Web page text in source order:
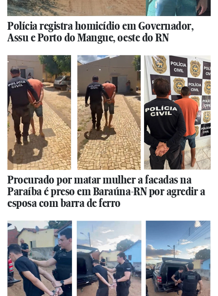
Polícia registra homicídio em Governador,
Assu e Porto do Mangue, oeste do RN
Procurado por matar mulher a facadas na
Paraíba é preso em Baraúna-RN por agredir a
esposa com barra de ferro